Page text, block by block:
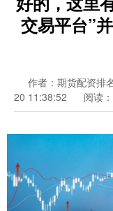
交易平台”
作者：期货配资排
20 11:38:52
阅读